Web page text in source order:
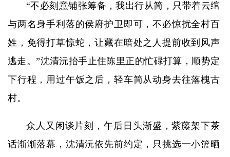
“不必刻意铺张筹备，我出行从简，只带着云绾
与两名身手利落的侯府护卫即可，不必惊扰全村百
姓，免得打草惊蛇，让藏在暗处之人提前收到风声
逃走。”沈清沅抬手止住陈里正的忙碌打算，顺势定
下行程，用过午饭之后，轻车简从动身去往落槐古
村。
众人又闲谈片刻，午后日头渐盛，紫藤架下茶
话渐渐落幕，沈清沅依先前约定，只挑选一小篮晒